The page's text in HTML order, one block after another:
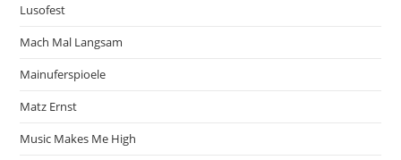
Lusofest
Mach Mal Langsam
Mainuferspioele
Matz Ernst
Music Makes Me High